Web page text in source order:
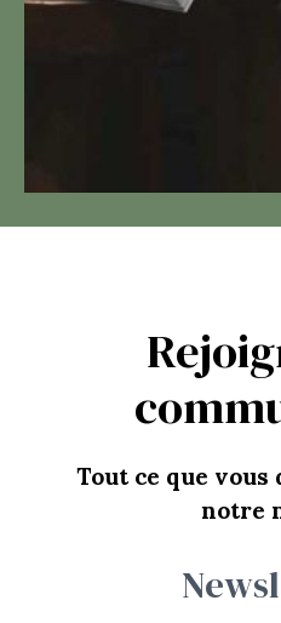
Tout ce que
notre